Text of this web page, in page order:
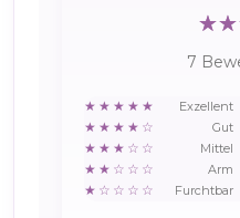
7
★★★★★ Exzellent
★★★★☆ Gut
★★★☆☆ Mittel
★★☆☆☆ Arm
★☆☆☆☆ Furchtbar